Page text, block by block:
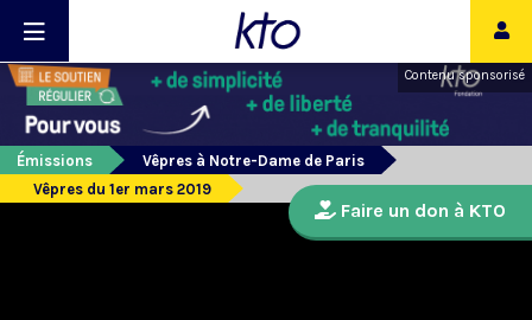
Contenu sponsorisé
Émissions
Vêpres à Notre-Dame de Paris
Vêpres du 1er mars 2019
Faire un don à KTO